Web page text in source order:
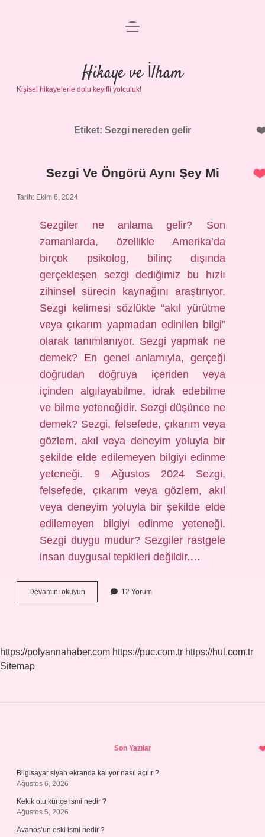
Anasayfa
Gizlilik Politikası
Yasal Uyarı
menüyü
Hikaye ve İlham
Kişisel hikayelerle dolu keyifli yolculuk!
Etiket: Sezgi nereden gelir
Sezgi Ve Öngörü Aynı Şey Mi
Tarih: Ekim 6, 2024
Sezgiler ne anlama gelir? Son
zamanlarda, özellikle Amerika’da
birçok psikolog, bilinç dışında
gerçekleşen sezgi dediğimiz bu hızlı
zihinsel sürecin kaynağını araştırıyor.
Sezgi kelimesi sözlükte “akıl yürütme
veya çıkarım yapmadan edinilen bilgi”
olarak tanımlanıyor. Sezgi yapmak ne
demek? En genel anlamıyla, gerçeği
doğrudan doğruya içeriden veya
içinden algılayabilme, idrak edebilme
ve bilme yeteneğidir. Sezgi düşünce ne
demek? Sezgi, felsefede, çıkarım veya
gözlem, akıl veya deneyim yoluyla bir
şekilde elde edilemeyen bilgiyi edinme
yeteneği. 9 Ağustos 2024 Sezgi,
felsefede, çıkarım veya gözlem, akıl
veya deneyim yoluyla bir şekilde elde
edilemeyen bilgiyi edinme yeteneği.
Sezgi duygu mudur? Sezgiler rastgele
insan duygusal tepkileri değildir.…
Devamını okuyun
Ve
12 Yorum
https://polyannahaber.com https://puc.com.tr https://hul.com.tr
Sitemap
Son Yazılar
Bilgisayar siyah ekranda kalıyor nasıl açılır ?
Ağustos 6, 2026
Kekik otu kürtçe ismi nedir ?
Ağustos 5, 2026
Avanos’un eski ismi nedir ?